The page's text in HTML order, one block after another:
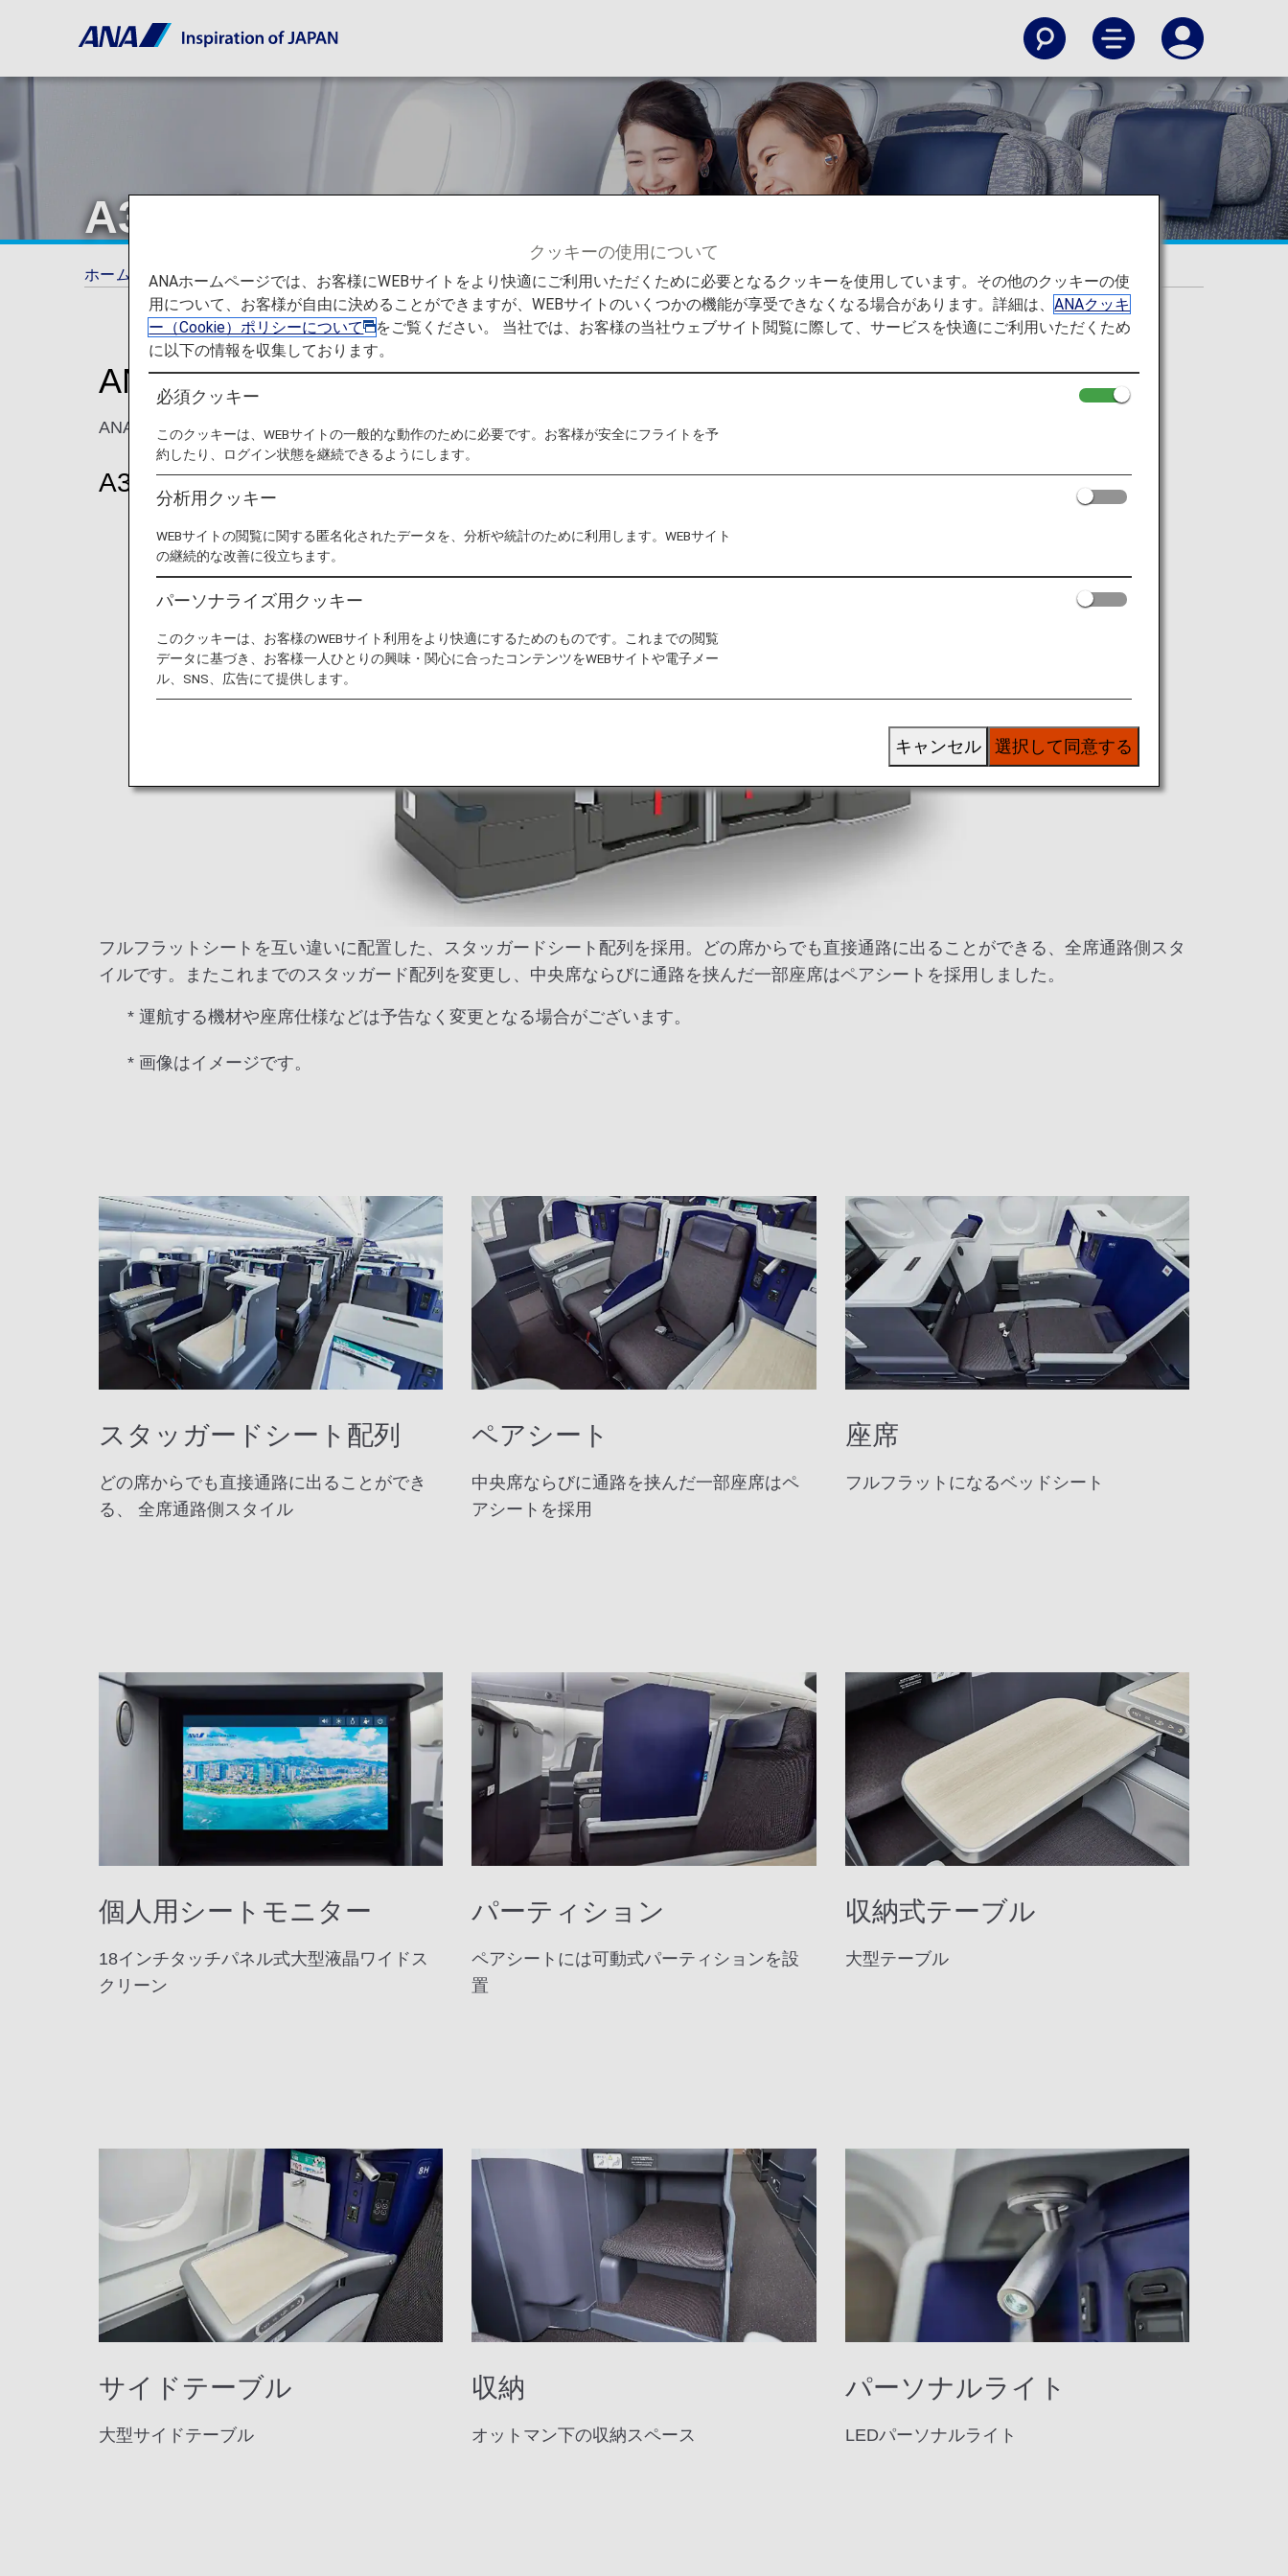
A380ビジネスクラス
ホーム ご旅行の準備 シート一覧 A380ビジネスクラス
ANAビジネススタッガード
ANAのA380 ビジネスクラス 座席・シートについてのご案内です。
A380
フルフラットシートを互い違いに配置した、スタッガードシート配列を採用。どの席からでも直接通路に出ることができる、全席通路側スタ
イルです。またこれまでのスタッガード配列を変更し、中央席ならびに通路を挟んだ一部座席はペアシートを採用しました。
* 運航する機材や座席仕様などは予告なく変更となる場合がございます。
* 画像はイメージです。
スタッガードシート配列
どの席からでも直接通路に出ることができ
る、 全席通路側スタイル
ペアシート
中央席ならびに通路を挟んだ一部座席はペ
アシートを採用
座席
フルフラットになるベッドシート
個人用シートモニター
18インチタッチパネル式大型液晶ワイドス
クリーン
パーティション
ペアシートには可動式パーティションを設
置
収納式テーブル
大型テーブル
サイドテーブル
大型サイドテーブル
収納
オットマン下の収納スペース
パーソナルライト
LEDパーソナルライト
クッキーの使用について
ANAホームページでは、お客様にWEBサイトをより快適にご利用いただくために必要となるクッキーを使用しています。その他のクッキーの使
用について、お客様が自由に決めることができますが、WEBサイトのいくつかの機能が享受できなくなる場合があります。詳細は、ANAクッキ
ー（Cookie）ポリシーについて
をご覧ください。 当社では、お客様の当社ウェブサイト閲覧に際して、サービスを快適にご利用いただくため
に以下の情報を収集しております。
必須クッキー
このクッキーは、WEBサイトの一般的な動作のために必要です。お客様が安全にフライトを予
約したり、ログイン状態を継続できるようにします。
分析用クッキー
WEBサイトの閲覧に関する匿名化されたデータを、分析や統計のために利用します。WEBサイト
の継続的な改善に役立ちます。
パーソナライズ用クッキー
このクッキーは、お客様のWEBサイト利用をより快適にするためのものです。これまでの閲覧
データに基づき、お客様一人ひとりの興味・関心に合ったコンテンツをWEBサイトや電子メー
ル、SNS、広告にて提供します。
選択して同意する
キャンセル